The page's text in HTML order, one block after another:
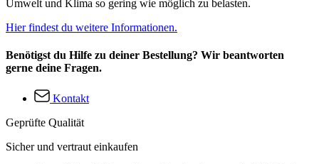
Umwelt und Klima so gering wie möglich zu belasten.
Hier findest du weitere Informationen.
Benötigst du Hilfe zu deiner Bestellung? Wir beantworten
gerne deine Fragen.
Kontakt
Geprüfte Qualität
Sicher und vertraut einkaufen